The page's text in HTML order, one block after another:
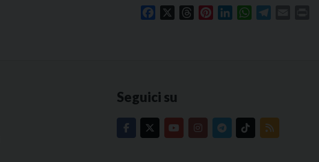
Facebook ThreadsPinterestLinkedInWhatsApp
Seguici su